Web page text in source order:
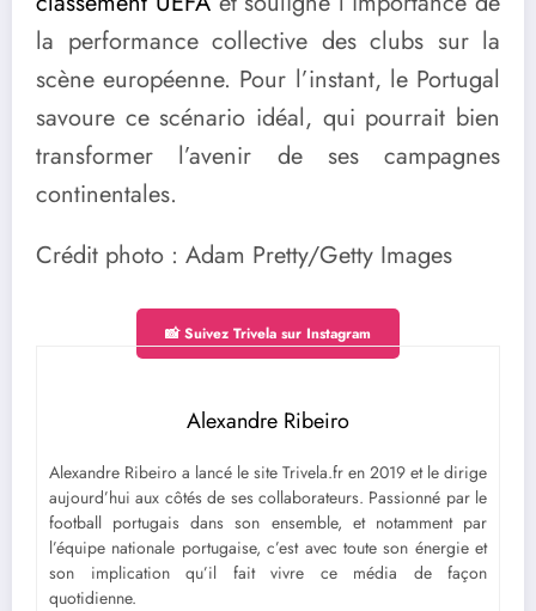
la performance collective des clubs sur la
scène européenne. Pour l’instant, le Portugal
savoure ce scénario idéal, qui pourrait bien
transformer l’avenir de ses campagnes
continentales.
Crédit photo : Adam Pretty/Getty Images
📸 Suivez Trivela sur Instagram
Alexandre Ribeiro
Alexandre Ribeiro a lancé le site Trivela.fr en 2019 et le dirige
aujourd’hui aux côtés de ses collaborateurs. Passionné par le
football portugais dans son ensemble, et notamment par
l’équipe nationale portugaise, c’est avec toute son énergie et
son implication qu’il fait vivre ce média de façon
quotidienne.